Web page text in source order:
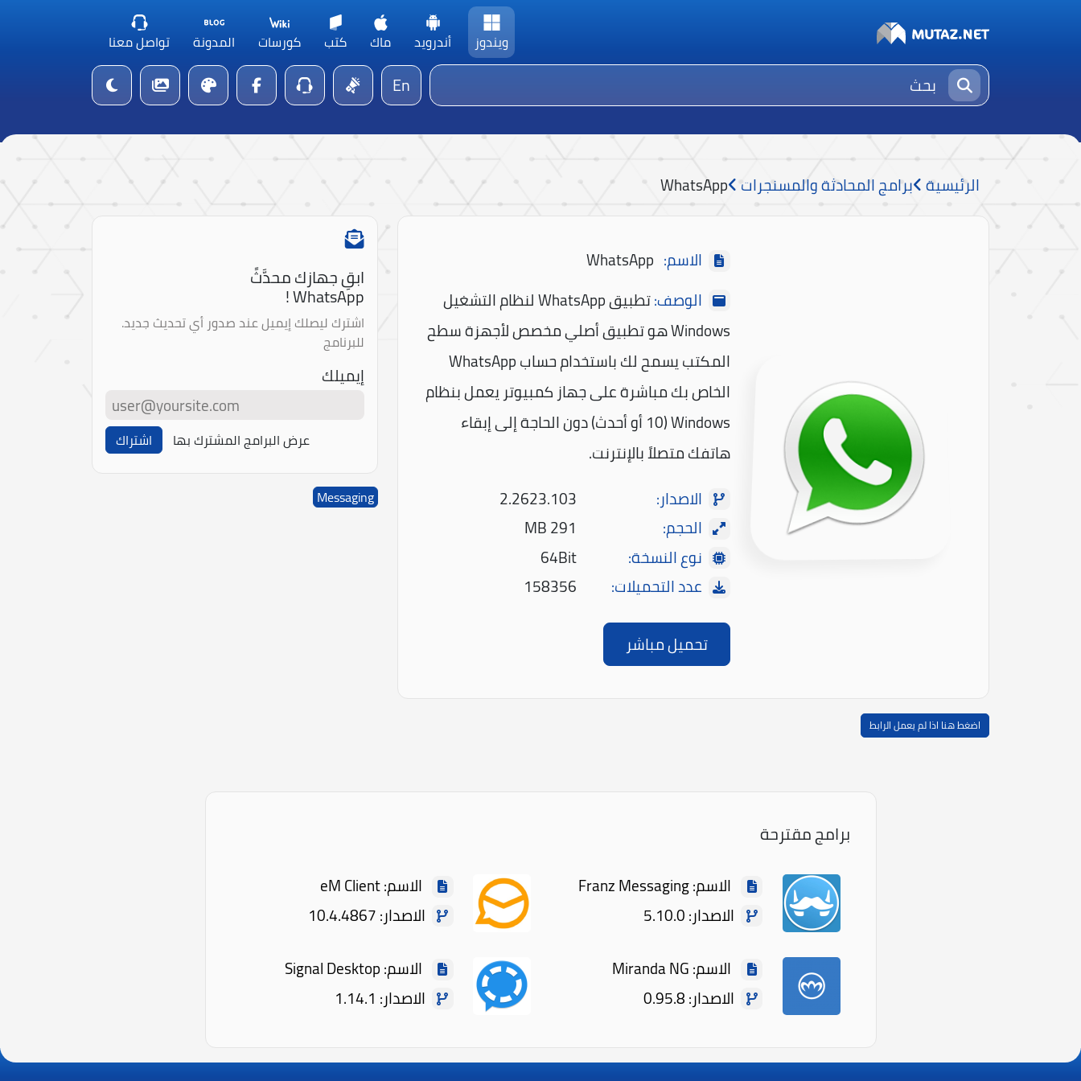
ويندوز أندرويد ماك كتب كورسات المدونة تواصل معنا
En
الرئيسية برامج المحادثة والمسنجرات WhatsApp
الاسم: WhatsApp
الوصف:
تطبيق WhatsApp لنظام التشغيل
Windows هو تطبيق أصلي مخصص لأجهزة سطح
المكتب يسمح لك باستخدام حساب WhatsApp
الخاص بك مباشرة على جهاز كمبيوتر يعمل بنظام
Windows (10 أو أحدث) دون الحاجة إلى إبقاء
هاتفك متصلاً بالإنترنت.
الاصدار:
2.2623.103
الحجم:
291 MB
نوع النسخة:
64Bit
عدد التحميلات:
158356
تحميل مباشر
اضغط هنا اذا لم يعمل الرابط
ابقِ جهازك محدَّثً
WhatsApp !
اشترك ليصلك إيميل عند صدور أي تحديث جديد.
للبرنامج
إيميلك
عرض البرامج المشترك بها اشتراك
Messaging
برامج مقترحة
الاسم: Franz Messaging
الاصدار: 5.10.0
الاسم: eM Client
الاصدار: 10.4.4867
الاسم: Miranda NG
الاصدار: 0.95.8
الاسم: Signal Desktop
الاصدار: 1.14.1